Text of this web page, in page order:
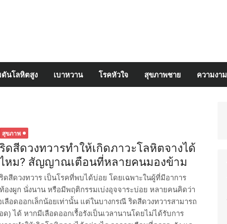
ดันโลหิตสูง เบาหวาน โรคหัวใจ สุขภาพชาย ความงาม
สุขภาพ
ริดสีดวงทวารทำให้เกิดภาวะโลหิตจางได้
ไหม? สัญญาณเตือนที่หลายคนมองข้าม
ริดสีดวงทวาร เป็นโรคที่พบได้บ่อย โดยเฉพาะในผู้ที่มีอาการ
ท้องผูก นั่งนาน หรือมีพฤติกรรมเบ่งอุจจาระบ่อย หลายคนคิดว่า
ลือดออกเล็กน้อยเท่านั้น แต่ในบางกรณี ริดสีดวงทวารสามารถ
) ได้ หากมีเลือดออกเรื้อรังเป็นเวลานานโดยไม่ได้รับการ